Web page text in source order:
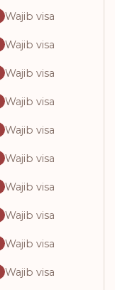
Wajib visa
Wajib visa
Wajib visa
Wajib visa
Wajib visa
Wajib visa
Wajib visa
Wajib visa
Wajib visa
Wajib visa